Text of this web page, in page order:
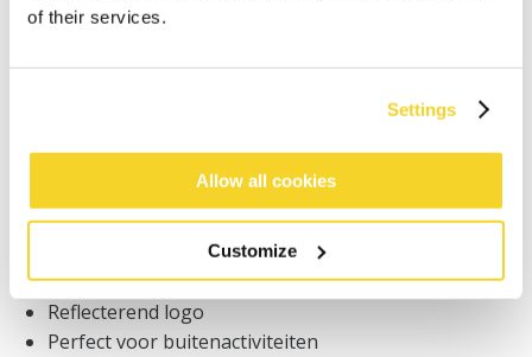
of their services.
Settings
Allow all cookies
Customize
Gratis verzending voor orders boven € 50,- binnen
Unisex muts
87% gerecycled polyester
Zeer elastisch
Reflecterend logo
Perfect voor buitenactiviteiten